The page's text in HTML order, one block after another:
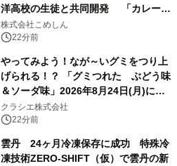
洋高校の生徒と共同開発 「カレー＆
いかくんおむすび」発売
株式会社こめしん
22分前
やってみよう！なが～いグミをつり上
げられる！？ 「グミつれた ぶどう味
＆ソーダ味」2026年8月24日(月)に登
場！
クラシエ株式会社
22分前
雲丹 24ヶ月冷凍保存に成功 特殊冷
凍技術ZERO-SHIFT（仮）で雲丹の新